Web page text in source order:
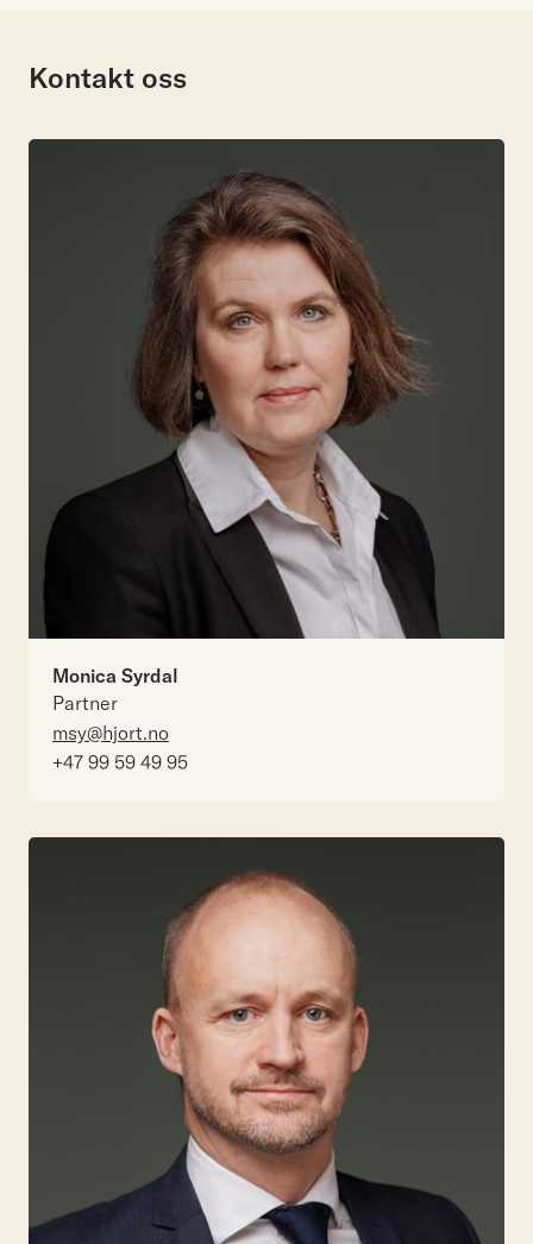
Kontakt oss
Monica Syrdal
Partner
msy@hjort.no
+47 99 59 49 95